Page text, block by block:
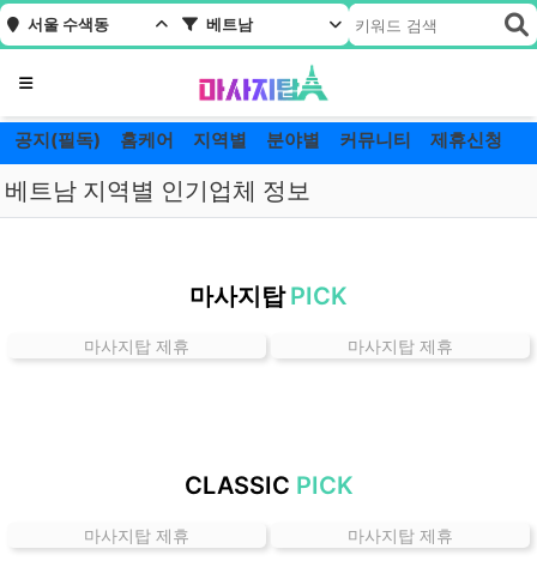
서울 수색동 베트남
메뉴
공지(필독) 홈케어 지역별 분야별 커뮤니티 제휴신청
베트남 지역별 인기업체 정보
동
곳
마사지탑 PICK
마사지탑 제휴 마사지탑 제휴
CLASSIC PICK
마사지탑 제휴 마사지탑 제휴